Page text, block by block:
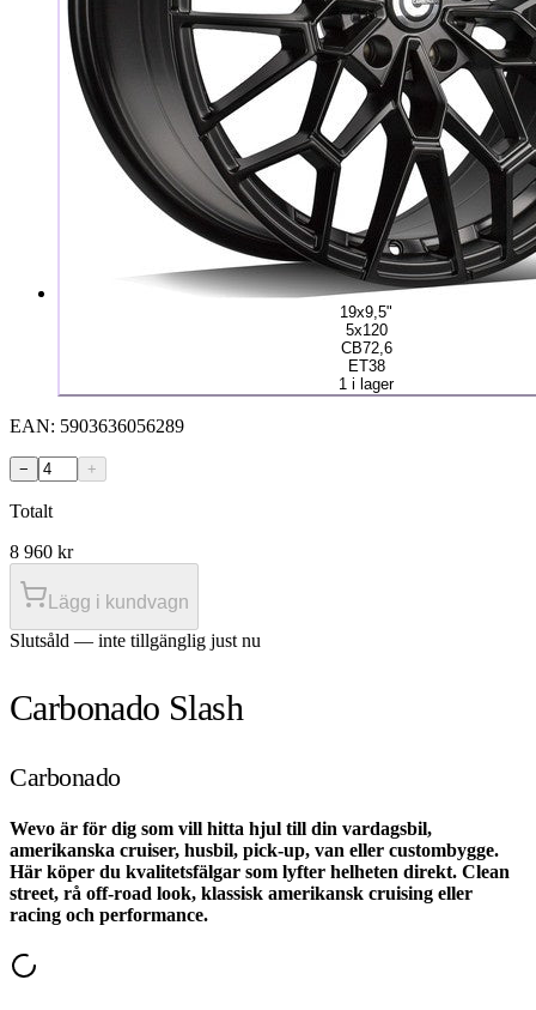
19x9,5"
5x120
CB72,6
ET38
1 i lager
EAN: 5903636056289
− +
Totalt
8 960 kr
Lägg i kundvagn
Slutsåld — inte tillgänglig just nu
Carbonado Slash
Carbonado
Wevo är för dig som vill hitta hjul till din vardagsbil,
amerikanska cruiser, husbil, pick-up, van eller custombygge.
Här köper du kvalitetsfälgar som lyfter helheten direkt. Clean
street, rå off-road look, klassisk amerikansk cruising eller
racing och performance.